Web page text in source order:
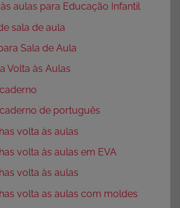
aulas para Educação Infantil
sala de aula
Sala de Aula
Volta às Aulas
de português
volta às aulas
volta às aulas em EVA
volta às aulas
volta as aulas com moldes